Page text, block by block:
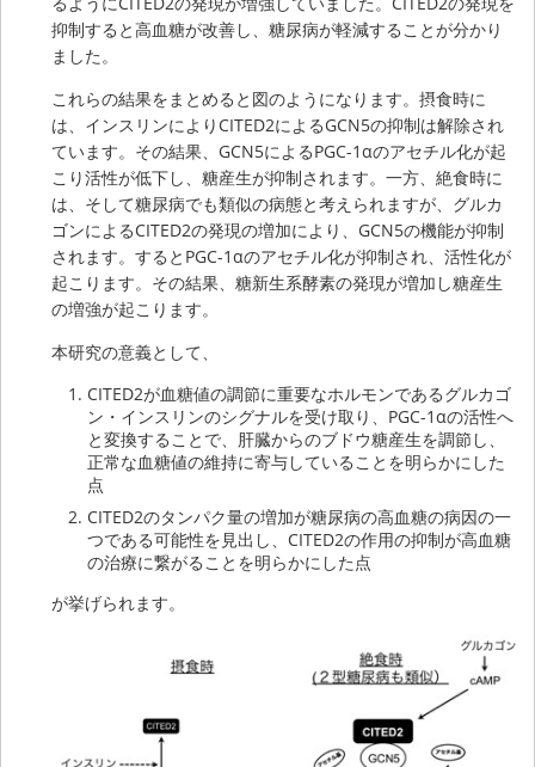
抑制すると高血糖が改善し、糖尿病が軽減することが分かり
ました。
これらの結果をまとめると図のようになります。摂食時に
は、インスリンによりCITED2によるGCN5の抑制は解除され
ています。その結果、GCN5によるPGC-1αのアセチル化が起
こり活性が低下し、糖産生が抑制されます。一方、絶食時に
は、そして糖尿病でも類似の病態と考えられますが、グルカ
ゴンによるCITED2の発現の増加により、GCN5の機能が抑制
されます。するとPGC-1αのアセチル化が抑制され、活性化が
起こります。その結果、糖新生系酵素の発現が増加し糖産生
の増強が起こります。
本研究の意義として、
CITED2が血糖値の調節に重要なホルモンであるグルカゴ
ン・インスリンのシグナルを受け取り、PGC-1αの活性へ
と変換することで、肝臓からのブドウ糖産生を調節し、
正常な血糖値の維持に寄与していることを明らかにした
点
CITED2のタンパク量の増加が糖尿病の高血糖の病因の一
つである可能性を見出し、CITED2の作用の抑制が高血糖
の治療に繋がることを明らかにした点
が挙げられます。